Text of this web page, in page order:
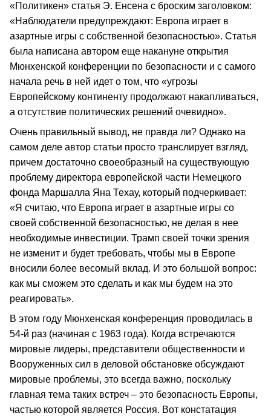
«Политикен» статья Э. Енсена с броским заголовком:
«Наблюдатели предупреждают: Европа играет в
азартные игры с собственной безопасностью». Статья
была написана автором еще накануне открытия
Мюнхенской конференции по безопасности и с самого
начала речь в ней идет о том, что «угрозы
Европейскому континенту продолжают накапливаться,
а отсутствие политических решений очевидно».
Очень правильный вывод, не правда ли? Однако на
самом деле автор статьи просто транслирует взгляд,
причем достаточно своеобразный на существующую
проблему директора европейской части Немецкого
фонда Маршалла Яна Техау, который подчеркивает:
«Я считаю, что Европа играет в азартные игры со
своей собственной безопасностью, не делая в нее
необходимые инвестиции. Трамп своей точки зрения
не изменит и будет требовать, чтобы мы в Европе
вносили более весомый вклад. И это большой вопрос:
как мы сможем это сделать и как мы будем на это
реагировать».
В этом году Мюнхенская конференция проводилась в
54-й раз (начиная с 1963 года). Когда встречаются
мировые лидеры, представители общественности и
Вооруженных сил в деловой обстановке обсуждают
мировые проблемы, это всегда важно, поскольку
главная тема таких встреч – это безопасность Европы,
частью которой является Россия. Вот констатация